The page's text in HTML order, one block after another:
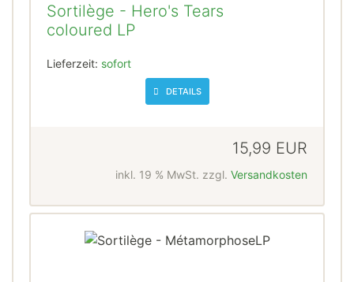
Sortilège - Hero's Tears
coloured LP
Lieferzeit: sofort
DETAILS
15,99 EUR
inkl. 19 % MwSt. zzgl. Versandkosten